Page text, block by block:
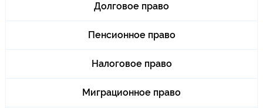
Долговое право
Пенсионное право
Налоговое право
Миграционное право